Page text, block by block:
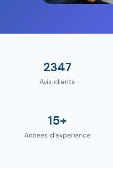
2347
Avis clients
15+
Annees d'experience